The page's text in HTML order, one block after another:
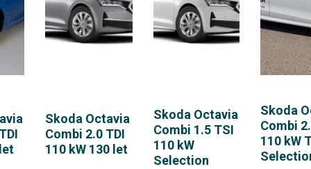
Skoda Octavia
Combi 2.0 TDI
110 kW 130 let
Skoda Octavia
Combi 1.5 TSI
110 kW
Selection
Skoda
Combi
110 kW